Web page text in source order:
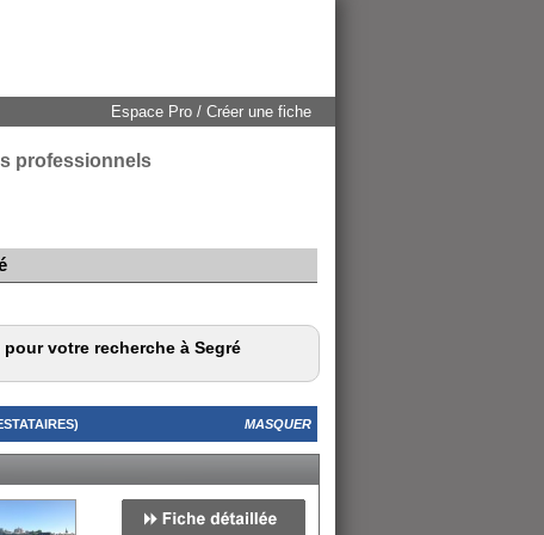
Espace Pro / Créer une fiche
professionnels
votre recherche à Segré
MASQUER